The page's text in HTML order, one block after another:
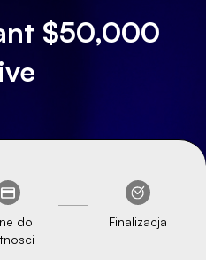
$50,000
do
Finalizacja